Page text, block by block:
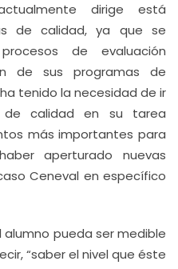
dirige está
de calidad, ya que se
de evaluación
de sus programas de
tenido la necesidad de ir
de calidad en su tarea
más importantes para
aperturado nuevas
Ceneval en específico
pueda ser medible
“saber el nivel que éste